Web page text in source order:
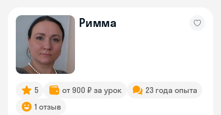
Римма
5 от 900 ₽ за урок
23 года опыта
1 отзыв